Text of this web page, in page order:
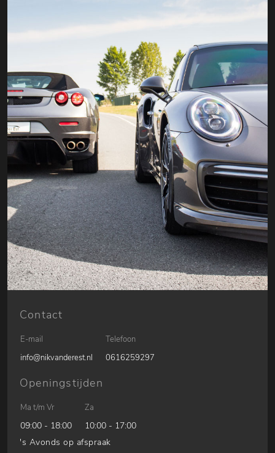
Contact
E-mail
info@nikvanderest.nl
Telefoon
0616259297
Openingstijden
Ma t/m Vr
09:00 - 18:00
Za
10:00 - 17:00
's Avonds op afspraak